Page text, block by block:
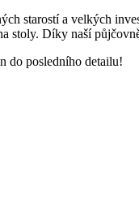
starostí a velkých
stoly. Díky naší
do posledního detailu!